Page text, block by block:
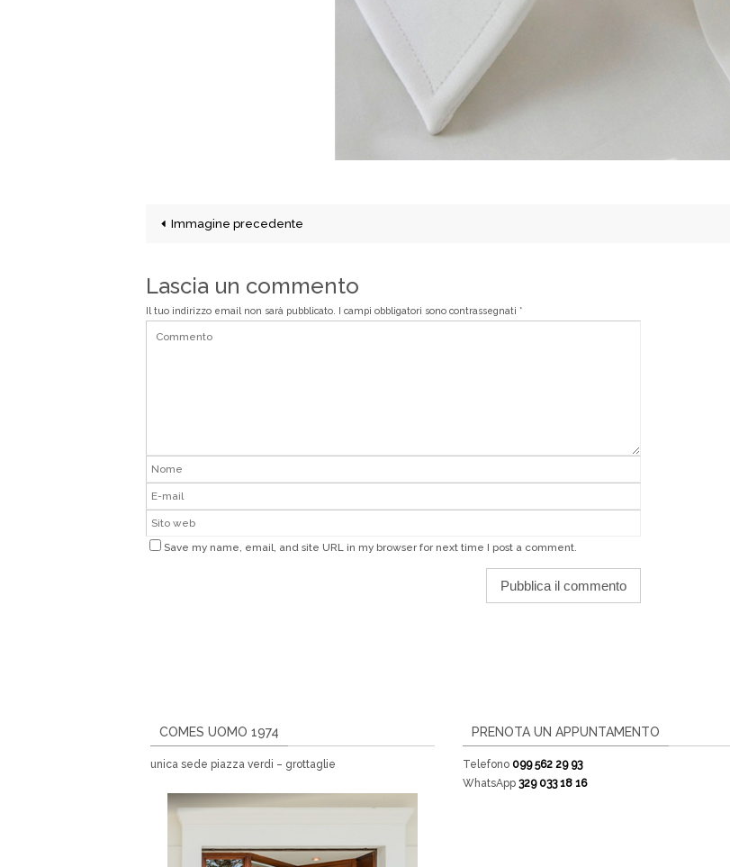
Immagine precedente
Lascia un commento
Il tuo indirizzo email non sarà pubblicato. I campi obbligatori sono contrassegnati *
Save my name, email, and site URL in my browser for next time I post a comment.
COMES UOMO 1974
unica sede piazza verdi – grottaglie
PRENOTA UN APPUNTAMENTO
Telefono 099 562 29 93
WhatsApp 329 033 18 16